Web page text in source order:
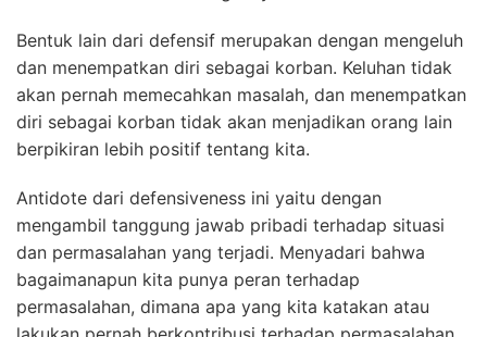
Bentuk lain dari defensif merupakan dengan mengeluh
dan menempatkan diri sebagai korban. Keluhan tidak
akan pernah memecahkan masalah, dan menempatkan
diri sebagai korban tidak akan menjadikan orang lain
berpikiran lebih positif tentang kita.
Antidote dari defensiveness ini yaitu dengan
mengambil tanggung jawab pribadi terhadap situasi
dan permasalahan yang terjadi. Menyadari bahwa
bagaimanapun kita punya peran terhadap
permasalahan, dimana apa yang kita katakan atau